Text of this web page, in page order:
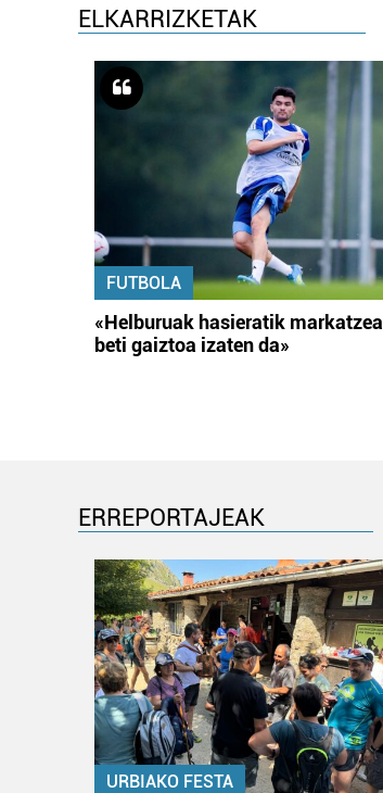
ELKARRIZKETAK
FUTBOLA
«Helburuak hasieratik markatzea
beti gaiztoa izaten da»
ERREPORTAJEAK
URBIAKO FESTA